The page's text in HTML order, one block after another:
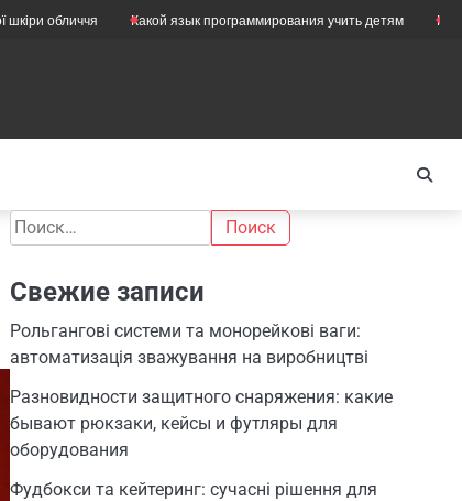
Какой язык программирования учить детям Как
Найти:
Свежие записи
Рольгангові системи та монорейкові ваги:
автоматизація зважування на виробництві
Разновидности защитного снаряжения: какие
бывают рюкзаки, кейсы и футляры для
оборудования
Фудбокси та кейтеринг: сучасні рішення для